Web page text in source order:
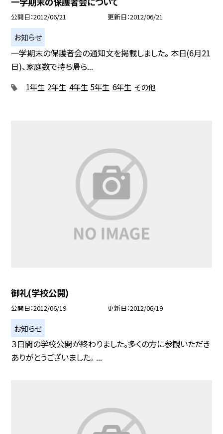
公開日 2012/06/21 更新日 2012/06/21
お知らせ
一学期末の保護者会の通知文を掲載しました。 本日(6月21
日)、家庭数で持ち帰ら...
1年生 2年生 4年生 5年生 6年生 その他
御礼(学校公開)
公開日 2012/06/19 更新日 2012/06/19
お知らせ
３日間の学校公開が終わりました。多くの方に参観いただき
ありがとうございました。 ...